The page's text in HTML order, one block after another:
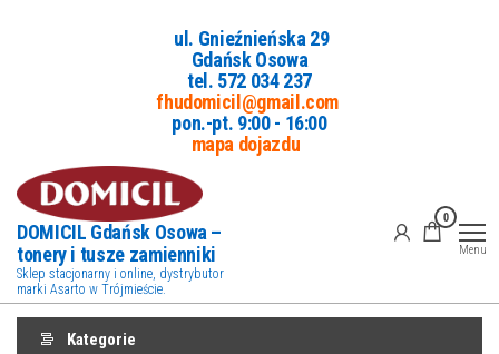
ul. Gnieźnieńska 29
Gdańsk Osowa
tel. 572 034 237
fhudomicil@gmail.com
pon.-pt. 9:00 - 16:00
mapa dojazdu
DOMICIL Gdańsk Osowa –
tonery i tusze zamienniki
Sklep stacjonarny i online, dystrybutor
marki Asarto w Trójmieście.
0
Menu
Kategorie